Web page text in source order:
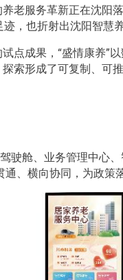
老服务革新正在沈
，也折射出沈阳智慧
点成果，“盛情康养
索形成了可复制、可推
驶舱、业务管理中
、横向协同，为政策